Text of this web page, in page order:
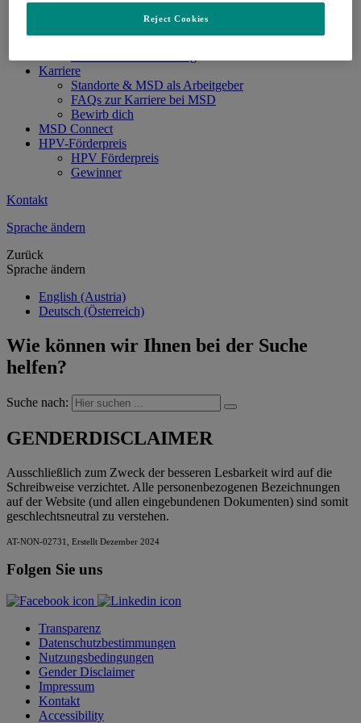
Infektionskrankheiten
Lungenhochdruck
Karriere
Standorte & MSD als Arbeitgeber
FAQs zur Karriere bei MSD
Bewirb dich
MSD Connect
HPV-Förderpreis
HPV Förderpreis
Gewinner
Kontakt
Sprache ändern
Zurück
Sprache ändern
English (Austria)
Deutsch (Österreich)
Wie können wir Ihnen bei der Suche
helfen?
Suche nach:
GENDERDISCLAIMER
Ausschließlich zum Zweck der besseren Lesbarkeit wird auf die
Schreibweise verzichtet. Alle personenbezogenen Bezeichnungen
auf der Website (und allen eingebundenen Dokumenten) sind somit
geschlechtsneutral zu verstehen.
AT-NON-02731, Erstellt Dezember 2024
Folgen Sie uns
Transparenz
Datenschutzbestimmungen
Nutzungsbedingungen
Gender Disclaimer
Impressum
Kontakt
Accessibility
Reject Cookies